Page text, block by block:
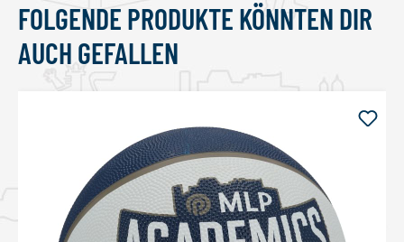
Produktgalerie überspringen
FOLGENDE PRODUKTE KÖNNTEN DIR
AUCH GEFALLEN